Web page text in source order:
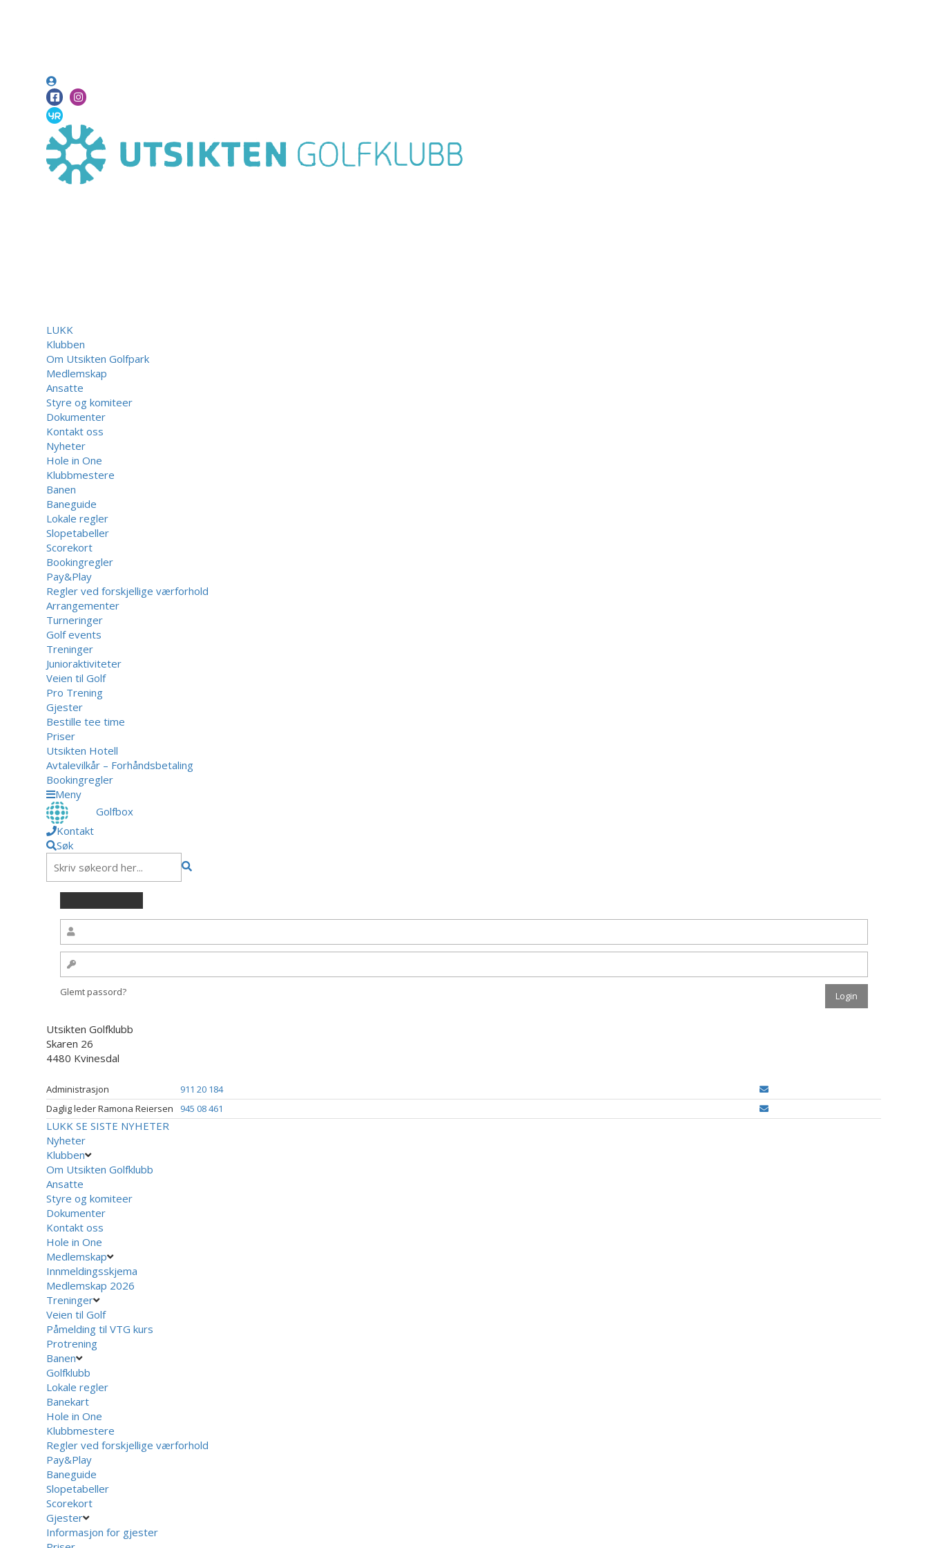
LUKK
Klubben
Om Utsikten Golfpark
Medlemskap
Ansatte
Styre og komiteer
Dokumenter
Kontakt oss
Nyheter
Hole in One
Klubbmestere
Banen
Baneguide
Lokale regler
Slopetabeller
Scorekort
Bookingregler
Pay&Play
Regler ved forskjellige værforhold
Arrangementer
Turneringer
Golf events
Treninger
Junioraktiviteter
Veien til Golf
Pro Trening
Gjester
Bestille tee time
Priser
Utsikten Hotell
Avtalevilkår – Forhåndsbetaling
Bookingregler
Meny
Golfbox
Kontakt
Søk
Glemt passord?
Utsikten Golfklubb
Skaren 26
4480 Kvinesdal
Administrasjon
911 20 184
Daglig leder Ramona Reiersen
945 08 461
LUKK SE SISTE NYHETER
Nyheter
Klubben
Om Utsikten Golfklubb
Ansatte
Styre og komiteer
Dokumenter
Kontakt oss
Hole in One
Medlemskap
Innmeldingsskjema
Medlemskap 2026
Treninger
Veien til Golf
Påmelding til VTG kurs
Protrening
Banen
Golfklubb
Lokale regler
Banekart
Hole in One
Klubbmestere
Regler ved forskjellige værforhold
Pay&Play
Baneguide
Slopetabeller
Scorekort
Gjester
Informasjon for gjester